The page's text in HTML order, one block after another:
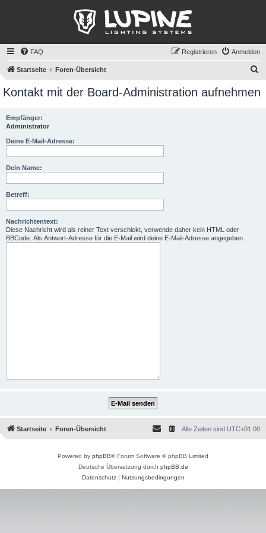
FAQ Anmelden
Registrieren
Startseite Foren-Übersicht
c
Kontakt mit der Board-Administration aufnehmen
Empfänger:
Administrator
Deine E-Mail-Adresse:
Dein Name:
Betreff:
Nachrichtentext:
Diese Nachricht wird als reiner Text verschickt, verwende daher kein HTML oder
BBCode. Als Antwort-Adresse für die E-Mail wird deine E-Mail-Adresse angegeben.
Startseite Foren-Übersicht Alle Zeiten sind UTC+01:00
Powered by phpBB® Forum Software © phpBB Limited
Deutsche Übersetzung durch phpBB.de
Datenschutz| Nutzungsbedingungen